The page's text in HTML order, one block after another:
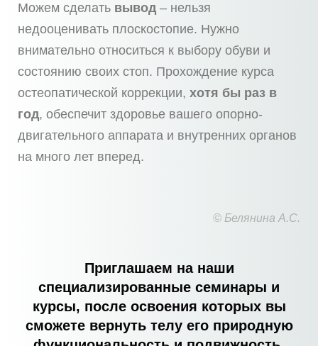
Можем сделать вывод – нельзя
недооценивать плоскостопие. Нужно
внимательно относиться к выбору обуви и
состоянию своих стоп. Прохождение курса
остеопатической коррекции, хотя бы раз в
год, обеспечит здоровье вашего опорно-
двигательного аппарата и внутренних органов
на много лет вперед.
© Белянина А.С.
Приглашаем на наши
специализированные семинары и
курсы, после освоения которых вы
сможете вернуть телу его природную